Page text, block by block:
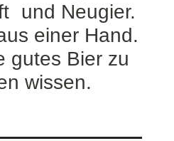
und Neugier.
einer Hand.
gutes Bier zu
wissen.